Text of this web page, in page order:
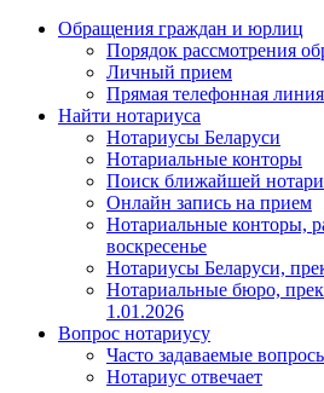
Обращения граждан и юрлиц
Порядок рассмотрения
Личный прием
Прямая телефонная линия
Найти нотариуса
Нотариусы Беларуси
Нотариальные конторы
Поиск ближайшей
Онлайн запись на прием
Нотариальные конторы,
воскресенье
Нотариусы Беларуси,
Нотариальные бюро,
1.01.2026
Вопрос нотариусу
Часто задаваемые
Нотариус отвечает